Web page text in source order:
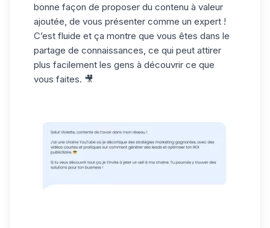
bonne façon de proposer du contenu à valeur
ajoutée, de vous présenter comme un expert !
C’est fluide et ça montre que vous êtes dans le
partage de connaissances, ce qui peut attirer
plus facilement les gens à découvrir ce que
vous faites. 🎥